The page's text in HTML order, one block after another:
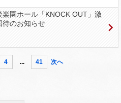
園ホール「KNOCK OUT」激
待のお知らせ
4 ... 41 次へ